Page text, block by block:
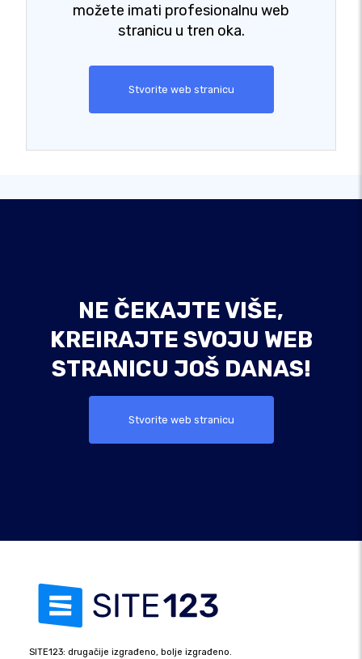
možete imati profesionalnu web
stranicu u tren oka.
Stvorite web stranicu
NE ČEKAJTE VIŠE,
KREIRAJTE SVOJU WEB
STRANICU JOŠ DANAS!
Stvorite web stranicu
SITE123: drugačije izgrađeno, bolje izgrađeno.